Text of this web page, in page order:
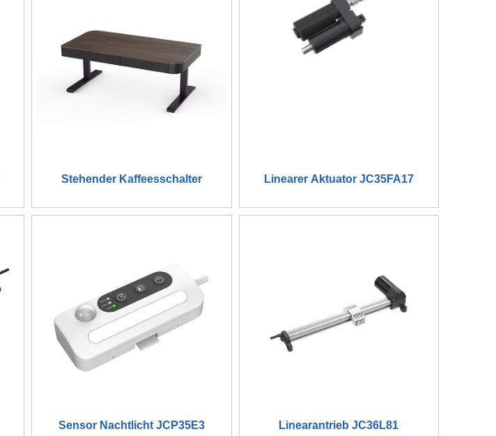
Stehender Kaffeesschalter Linearer Aktuator JC35FA17
Sensor Nachtlicht JCP35E3 Linearantrieb JC36L81